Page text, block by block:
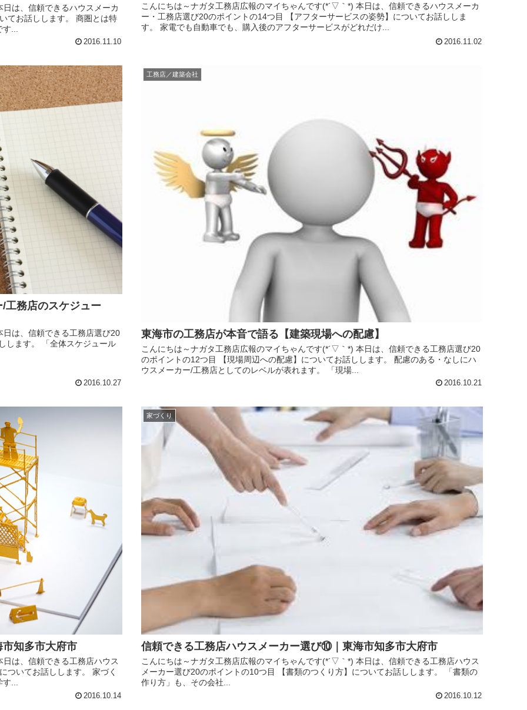
は、信頼できるハウスメーカ
てお話しします。 商圏とは特
...
2016.11.10
こんにちは～ナガタ工務店広報のマイちゃんです(*´▽｀*) 本日は、信頼できるハウスメーカ
ー・工務店選び20のポイントの14つ目 【アフターサービスの姿勢】についてお話ししま
す。 家電でも自動車でも、購入後のアフターサービスがどれだけ...
2016.11.02
工務店のスケジュー
は、信頼できる工務店選び20
します。 「全体スケジュール
2016.10.27
工務店／建築会社
東海市の工務店が本音で語る【建築現場への配慮】
こんにちは～ナガタ工務店広報のマイちゃんです(*´▽｀*) 本日は、信頼できる工務店選び20
のポイントの12つ目 【現場周辺への配慮】についてお話しします。 配慮のある・なしにハ
ウスメーカー/工務店としてのレベルが表れます。 「現場...
2016.10.21
知多市大府市
は、信頼できる工務店ハウス
ついてお話しします。 家づく
す...
2016.10.14
家づくり
信頼できる工務店ハウスメーカー選び⑩｜東海市知多市大府市
こんにちは～ナガタ工務店広報のマイちゃんです(*´▽｀*) 本日は、信頼できる工務店ハウス
メーカー選び20のポイントの10つ目 【書類のつくり方】についてお話しします。 「書類の
作り方」も、その会社...
2016.10.12